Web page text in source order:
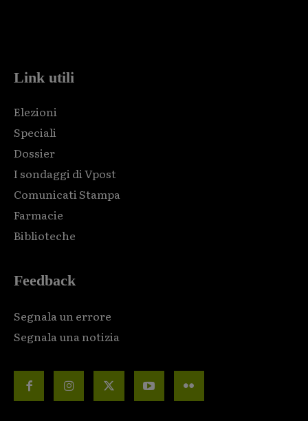
Link utili
Elezioni
Speciali
Dossier
I sondaggi di Vpost
Comunicati Stampa
Farmacie
Biblioteche
Feedback
Segnala un errore
Segnala una notizia